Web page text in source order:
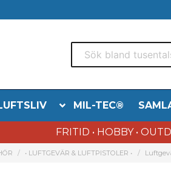
MIL-TEC®
FRITID • HOBBY •
• LUFTGEVÄR & LUFTPISTOLER •